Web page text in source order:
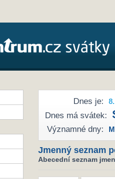
Dnes je:
Dnes má svátek:
Významné dny:
Jmenný seznam
Abecední seznam